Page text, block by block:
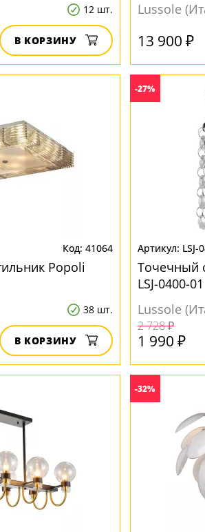
12 шт.
В КОРЗИНУ
Lussole
13 900 ₽
41064
Popoli
38 шт.
В КОРЗИНУ
-27%
LSJ-
Точечный
LSJ-0400-01
Lussole
2 728 ₽
1 990 ₽
-32%